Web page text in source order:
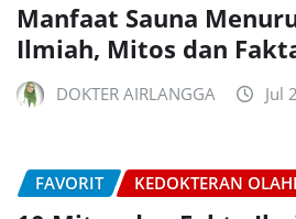
Manfaat Sauna
Ilmiah, Mitos dan
DOKTER AIRLANGGA Jul
FAVORIT KEDOKTERAN